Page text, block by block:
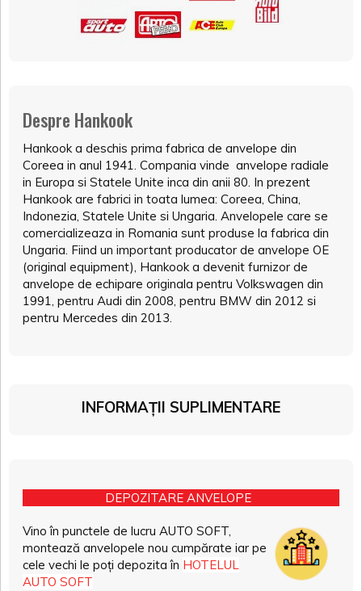
Despre Hankook
Hankook a deschis prima fabrica de anvelope din
Coreea in anul 1941. Compania vinde anvelope radiale
in Europa si Statele Unite inca din anii 80. In prezent
Hankook are fabrici in toata lumea: Coreea, China,
Indonezia, Statele Unite si Ungaria. Anvelopele care se
comercializeaza in Romania sunt produse la fabrica din
Ungaria. Fiind un important producator de anvelope OE
(original equipment), Hankook a devenit furnizor de
anvelope de echipare originala pentru Volkswagen din
1991, pentru Audi din 2008, pentru BMW din 2012 si
pentru Mercedes din 2013.
INFORMAȚII SUPLIMENTARE
DEPOZITARE ANVELOPE
Vino în punctele de lucru AUTO SOFT,
montează anvelopele nou cumpărate iar pe
cele vechi le poți depozita în HOTELUL
AUTO SOFT